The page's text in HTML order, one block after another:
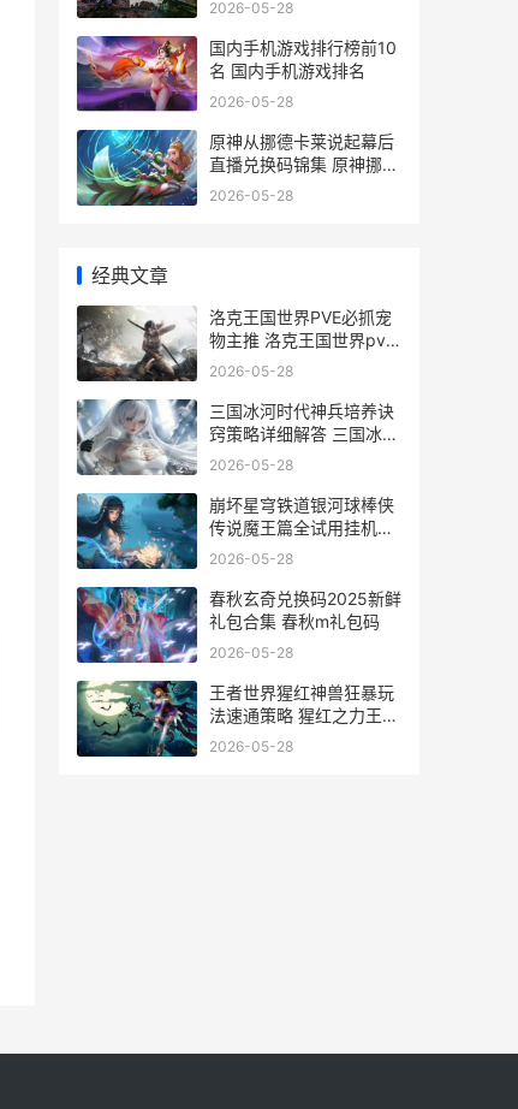
2026-05-28
国内手机游戏排行榜前10
名 国内手机游戏排名
2026-05-28
原神从挪德卡莱说起幕后
直播兑换码锦集 原神挪德
卡莱原型
2026-05-28
经典文章
洛克王国世界PVE必抓宠
物主推 洛克王国世界pve
是什么意思啊
2026-05-28
三国冰河时代神兵培养诀
窍策略详细解答 三国冰河
时代神兵秘宝升级建议
2026-05-28
崩坏星穹铁道银河球棒侠
传说魔王篇全试用挂机通
关策略 崩坏星穹铁道银狼
2026-05-28
春秋玄奇兑换码2025新鲜
礼包合集 春秋m礼包码
2026-05-28
王者世界猩红神兽狂暴玩
法速通策略 猩红之力王者
荣耀
2026-05-28